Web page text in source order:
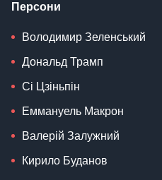
Персони
Володимир Зеленський
Дональд Трамп
Сі Цзіньпін
Еммануель Макрон
Валерій Залужний
Кирило Буданов